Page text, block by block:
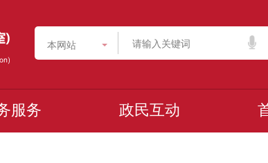
本网站
服务 政民互动